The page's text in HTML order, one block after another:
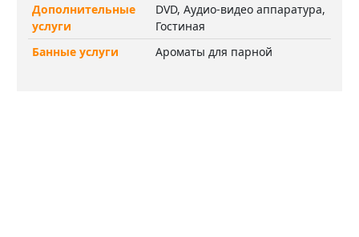
Дополнительные
услуги
DVD, Аудио-видео аппаратура,
Гостиная
Банные услуги
Ароматы для парной